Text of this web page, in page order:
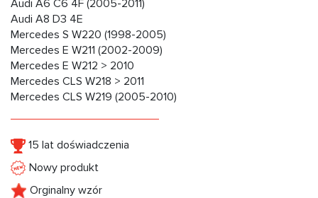
Audi A6 C6 4F (2005-2011)
Audi A8 D3 4E
Mercedes S W220 (1998-2005)
Mercedes E W211 (2002-2009)
Mercedes E W212 > 2010
Mercedes CLS W218 > 2011
Mercedes CLS W219 (2005-2010)
15 lat doświadczenia
Nowy produkt
Orginalny wzór